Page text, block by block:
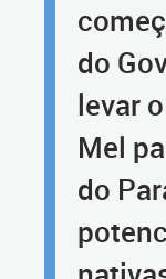
do
levar
Mel
do